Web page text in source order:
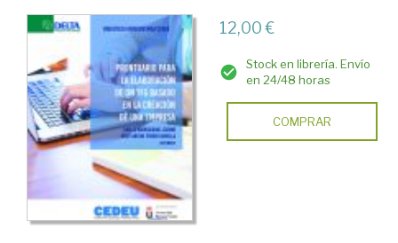
12,00 €
Stock en librería. Envío
en 24/48 horas
COMPRAR